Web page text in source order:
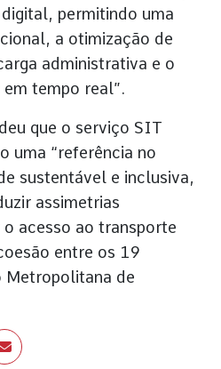
permitindo uma
a otimização de
administrativa e o
tempo real”.
que o serviço SIT
uma “referência no
sustentável e inclusiva,
assimetrias
acesso ao transporte
entre os 19
Metropolitana de